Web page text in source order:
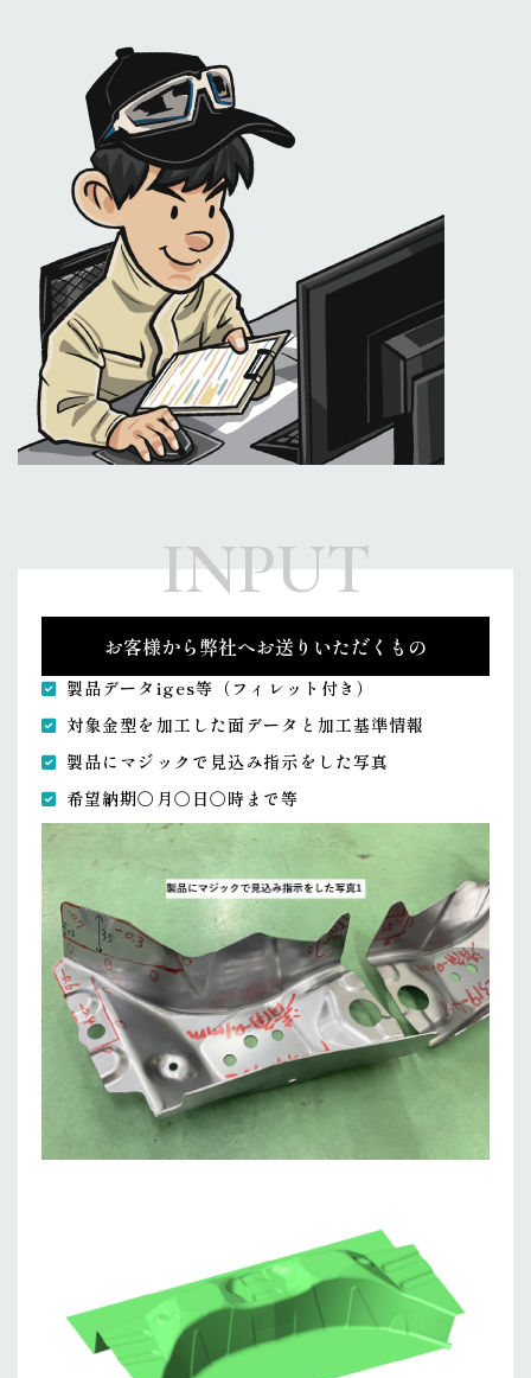
INPUT
お客様から弊社へお送りいただくもの
製品データiges等（フィレット付き）
対象金型を加工した面データと加工基準情報
製品にマジックで見込み指示をした写真
希望納期〇月〇日〇時まで等